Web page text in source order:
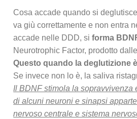
Cosa accade quando si
va giù correttamente e non entra
accade nelle DDD, siforma
Neurotrophic Factor, prodotto
Questo quando la deglutizione
Se invece non lo è, la saliva
Il BDNF stimola la sopravvivenza
di alcuni neuroni e sinapsi
nervoso centrale e sistema